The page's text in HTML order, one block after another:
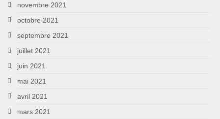
novembre 2021
octobre 2021
septembre 2021
juillet 2021
juin 2021
mai 2021
avril 2021
mars 2021